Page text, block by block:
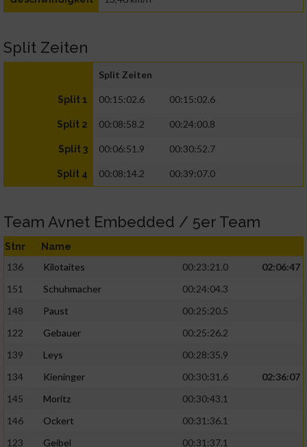
Split Zeiten
Split Zeiten
Split 1 00:15:02.6 00:15:02.6
Split 2 00:08:58.2 00:24:00.8
Split 3 00:06:51.9 00:30:52.7
Split 4 00:08:14.2 00:39:07.0
Team Avnet Embedded / 5er Team
Stnr Name
136 Kilotaites 00:23:21.0
02:06:47
151
Schuhmacher
00:24:04.3
148
Paust
00:25:20.5
122
Gebauer
00:25:26.2
139
Leys
00:28:35.9
134
Kieninger 00:30:31.6
02:36:07
145
Moritz
00:30:43.1
146
Ockert
00:31:36.1
123
Geibel
00:31:37.1